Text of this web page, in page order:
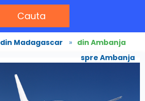
Cauta
din Madagascar » din Ambanja
spre Ambanja